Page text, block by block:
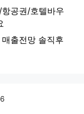
공권/호텔바우
출전망 솔직후